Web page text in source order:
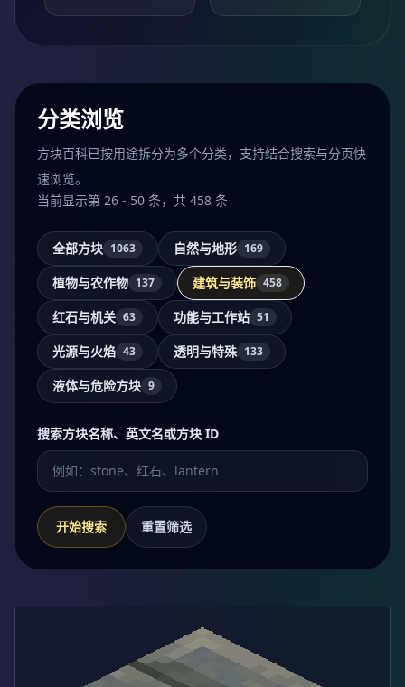
分类浏览
方块百科已按用途拆分为多个分类，支持结合搜索与分页快
速浏览。
当前显示第 26 - 50 条，共 458 条
全部方块 1063 自然与地形 169
植物与农作物 137 建筑与装饰 458
红石与机关 63 功能与工作站 51
光源与火焰 43 透明与特殊 133
液体与危险方块 9
搜索方块名称、英文名或方块 ID
开始搜索 重置筛选